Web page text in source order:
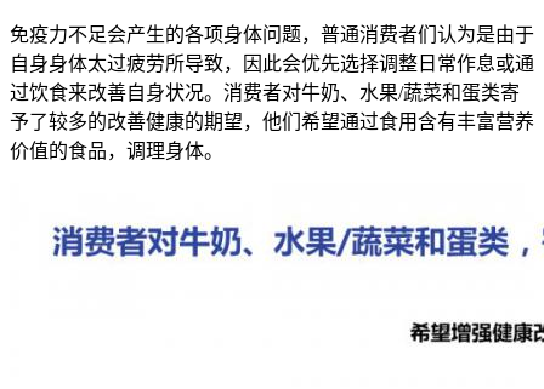
免疫力不足会产生的各项身体问题，普通消费者们认为是由于
自身身体太过疲劳所导致，因此会优先选择调整日常作息或通
过饮食来改善自身状况。消费者对牛奶、水果/蔬菜和蛋类寄
予了较多的改善健康的期望，他们希望通过食用含有丰富营养
价值的食品，调理身体。